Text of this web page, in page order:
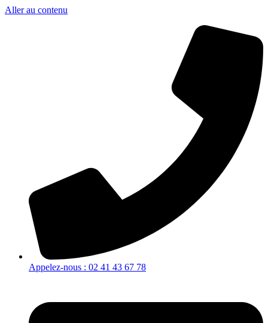
Aller au contenu
Appelez-nous : 02 41 43 67 78